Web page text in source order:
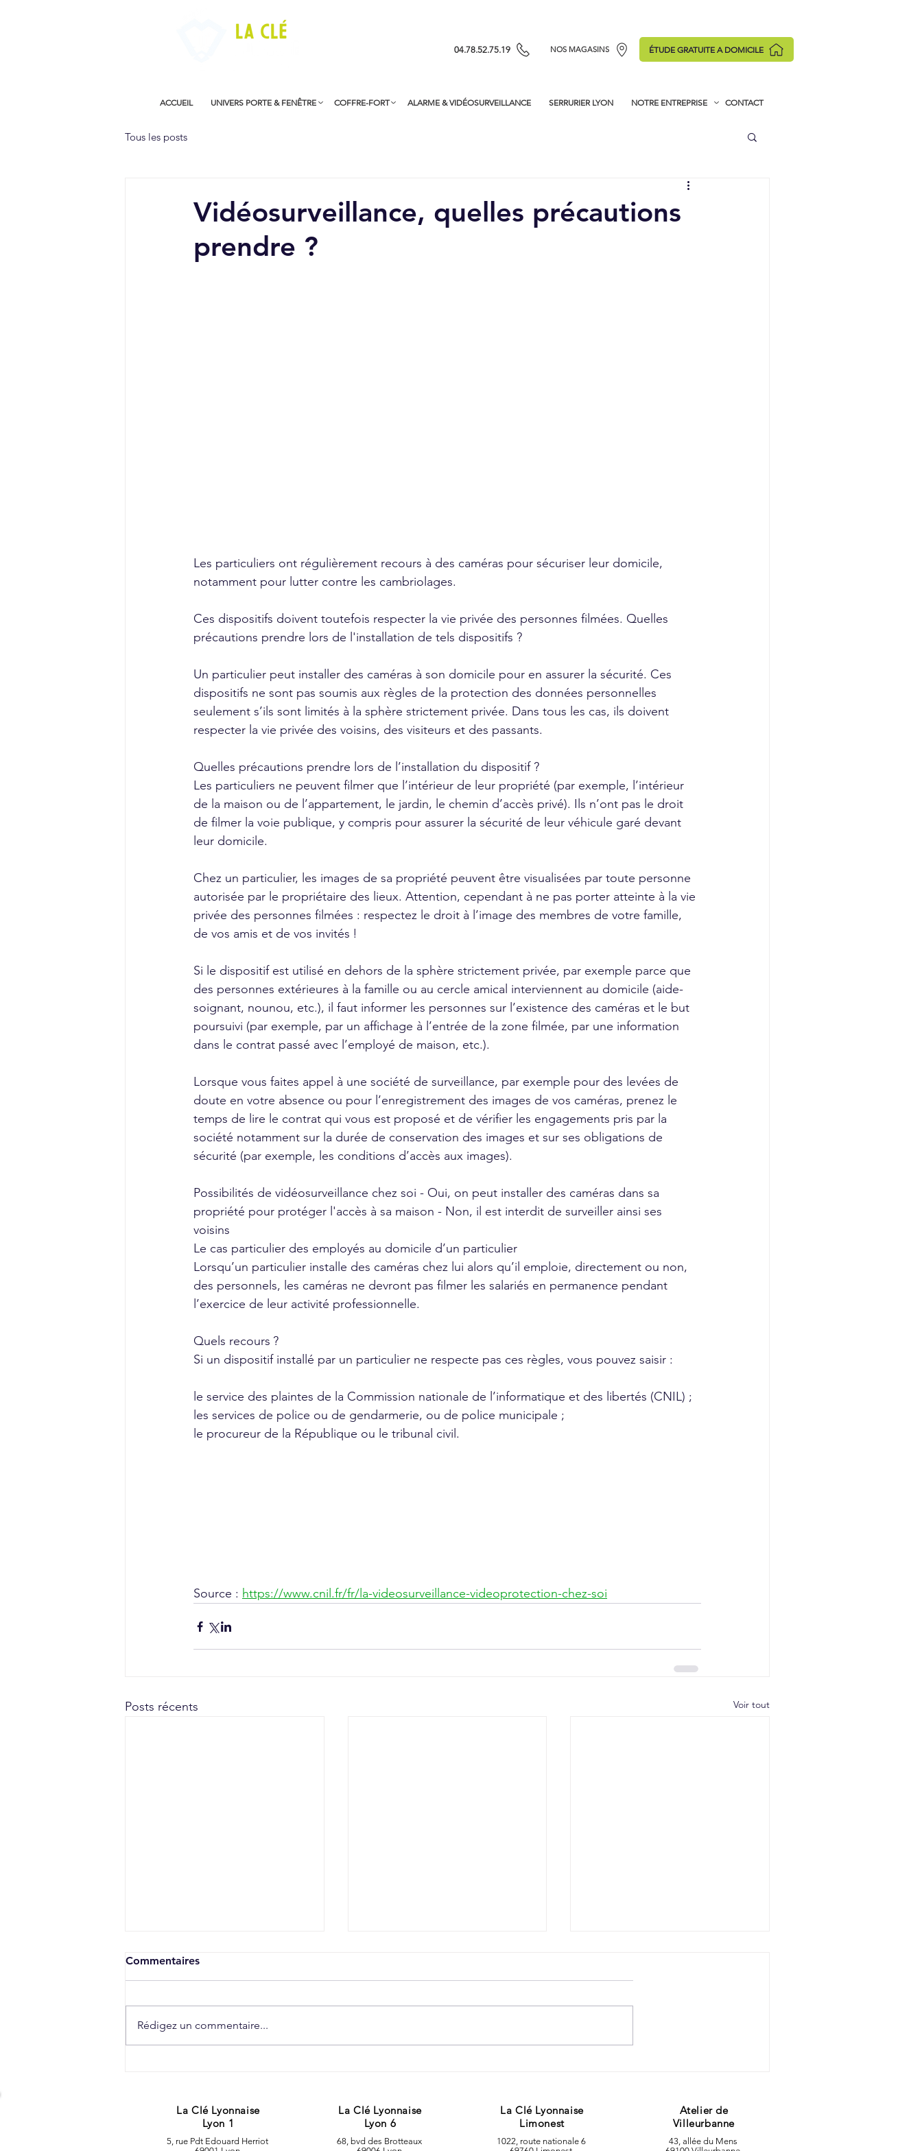
04.78.52.75.19 NOS MAGASINS ÉTUDE GRATUITE A DOMICILE
ACCUEIL UNIVERS PORTE & FENÊTRE COFFRE-FORT ALARME & VIDÉOSURVEILLANCE SERRURIER LYON NOTRE ENTREPRISE CONTACT
Tous les posts
Vidéosurveillance, quelles précautions
prendre ?
Les particuliers ont régulièrement recours à des caméras pour sécuriser leur domicile,
notamment pour lutter contre les cambriolages.
Ces dispositifs doivent toutefois respecter la vie privée des personnes filmées. Quelles
précautions prendre lors de l'installation de tels dispositifs ?
Un particulier peut installer des caméras à son domicile pour en assurer la sécurité. Ces
dispositifs ne sont pas soumis aux règles de la protection des données personnelles
seulement s’ils sont limités à la sphère strictement privée. Dans tous les cas, ils doivent
respecter la vie privée des voisins, des visiteurs et des passants.
Quelles précautions prendre lors de l’installation du dispositif ?
Les particuliers ne peuvent filmer que l’intérieur de leur propriété (par exemple, l’intérieur
de la maison ou de l’appartement, le jardin, le chemin d’accès privé). Ils n’ont pas le droit
de filmer la voie publique, y compris pour assurer la sécurité de leur véhicule garé devant
leur domicile.
Chez un particulier, les images de sa propriété peuvent être visualisées par toute personne
autorisée par le propriétaire des lieux. Attention, cependant à ne pas porter atteinte à la vie
privée des personnes filmées : respectez le droit à l’image des membres de votre famille,
de vos amis et de vos invités !
Si le dispositif est utilisé en dehors de la sphère strictement privée, par exemple parce que
des personnes extérieures à la famille ou au cercle amical interviennent au domicile (aide-
soignant, nounou, etc.), il faut informer les personnes sur l’existence des caméras et le but
poursuivi (par exemple, par un affichage à l’entrée de la zone filmée, par une information
dans le contrat passé avec l’employé de maison, etc.).
Lorsque vous faites appel à une société de surveillance, par exemple pour des levées de
doute en votre absence ou pour l’enregistrement des images de vos caméras, prenez le
temps de lire le contrat qui vous est proposé et de vérifier les engagements pris par la
société notamment sur la durée de conservation des images et sur ses obligations de
sécurité (par exemple, les conditions d’accès aux images).
Possibilités de vidéosurveillance chez soi - Oui, on peut installer des caméras dans sa
propriété pour protéger l'accès à sa maison - Non, il est interdit de surveiller ainsi ses
voisins
Le cas particulier des employés au domicile d’un particulier
Lorsqu’un particulier installe des caméras chez lui alors qu’il emploie, directement ou non,
des personnels, les caméras ne devront pas filmer les salariés en permanence pendant
l’exercice de leur activité professionnelle.
Quels recours ?
Si un dispositif installé par un particulier ne respecte pas ces règles, vous pouvez saisir :
le service des plaintes de la Commission nationale de l’informatique et des libertés (CNIL) ;
les services de police ou de gendarmerie, ou de police municipale ;
le procureur de la République ou le tribunal civil.
Source : https://www.cnil.fr/fr/la-videosurveillance-videoprotection-chez-soi
Posts récents Voir tout
POUR PLUS DE SÉCURITÉ
Commentaires
Rédigez un commentaire...
La Clé Lyonnaise
Lyon 1
5, rue Pdt Edouard Herriot
La Clé Lyonnaise
Lyon 6
68, bvd des Brotteaux
La Clé Lyonnaise
Limonest
1022, route nationale 6
Atelier de
Villeurbanne
43, allée du Mens